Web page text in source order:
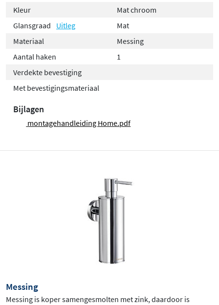
Kleur
Mat chroom
Glansgraad
Uitleg
Mat
Materiaal
Messing
Aantal haken
1
Verdekte bevestiging
Met bevestigingsmateriaal
Bijlagen
montagehandleiding Home.pdf
Messing
Messing is koper samengesmolten met zink, daardoor is